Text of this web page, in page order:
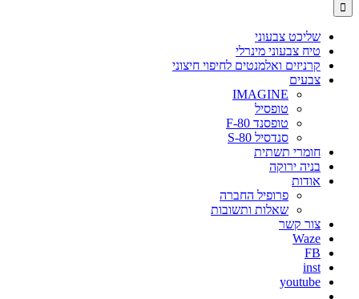
שליכט צבעוני
טיח צבעוני מינרלי
קרניזים ואלמנטים לחיפוי חיצוני
צבעים
IMAGINE
טופסיל
טופסנד F-80
סנדסיל S-80
חומרי תשתית
בניה ירוקה
אודות
פרופיל החברה
שאלות ותשובות
צור קשר
Waze
FB
inst
youtube